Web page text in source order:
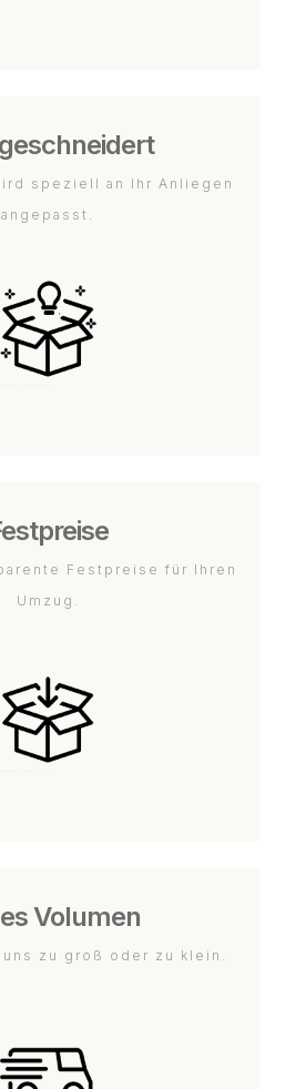
speziell an Ihr Anliegen
angepasst.
Festpreise für Ihren
Umzug.
Volumen
zu groß oder zu klein.